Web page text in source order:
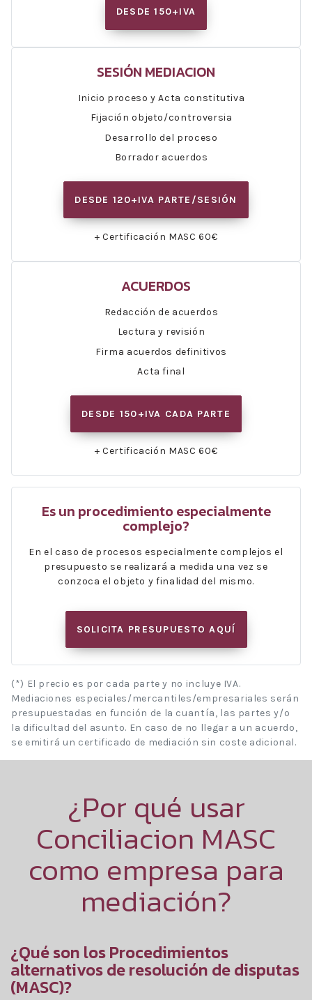
DESDE 150+IVA
SESIÓN MEDIACION
Inicio proceso y Acta constitutiva
Fijación objeto/controversia
Desarrollo del proceso
Borrador acuerdos
DESDE 120+IVA PARTE/SESIÓN
+ Certificación MASC 60€
ACUERDOS
Redacción de acuerdos
Lectura y revisión
Firma acuerdos definitivos
Acta final
DESDE 150+IVA CADA PARTE
+ Certificación MASC 60€
Es un procedimiento especialmente
complejo?
En el caso de procesos especialmente complejos el
presupuesto se realizará a medida una vez se
conzoca el objeto y finalidad del mismo.
SOLICITA PRESUPUESTO AQUÍ
(*) El precio es por cada parte y no incluye IVA.
Mediaciones especiales/mercantiles/empresariales serán
presupuestadas en función de la cuantía, las partes y/o
la dificultad del asunto. En caso de no llegar a un acuerdo,
se emitirá un certificado de mediación sin coste adicional.
¿Por qué usar
Conciliacion MASC
como empresa para
mediación?
¿Qué son los Procedimientos
alternativos de resolución de disputas
(MASC)?